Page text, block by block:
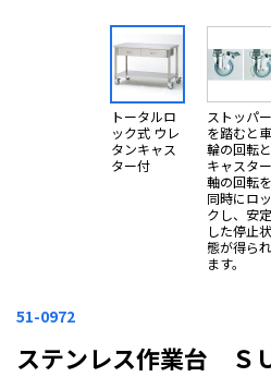
トータルロ
ック式 ウレ
タンキャス
ター付
ストッパー
を踏むと車
輪の回転と
キャスター
軸の回転を
同時にロッ
クし、安定
した停止状
態が得られ
ます。
51-0972
ステンレス作業台 Ｓ